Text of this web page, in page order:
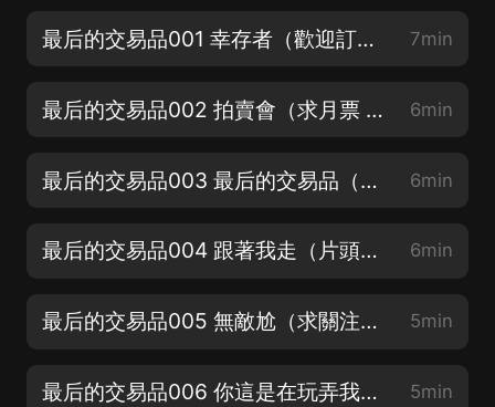
最后的交易品001 幸存者（歡迎訂閱收藏） 7min
最后的交易品002 拍賣會（求月票 訂閱 轉發 評論） 6min
最后的交易品003 最后的交易品（求月票 訂閱 轉發 評論） 6min
最后的交易品004 跟著我走（片頭跳過15秒） 6min
最后的交易品005 無敵尬（求關注轉發） 5min
最后的交易品006 你這是在玩弄我（新晉主播求關注） 5min